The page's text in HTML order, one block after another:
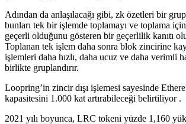
Adından da anlaşılacağı gibi, zk özetleri bir
bunları tek bir işlemde toplamayı ve toplama
geçerli olduğunu gösteren bir geçerlilik kanıtı
Toplanan tek işlem daha sonra blok zincirine
işlemleri daha hızlı, daha ucuz ve daha verimli
birlikte gruplandırır.
Loopring’in zincir dışı işlemesi sayesinde
kapasitesini 1.000 kat artırabileceği belirtiliyor .
2021 yılı boyunca, LRC tokeni yüzde 1,160